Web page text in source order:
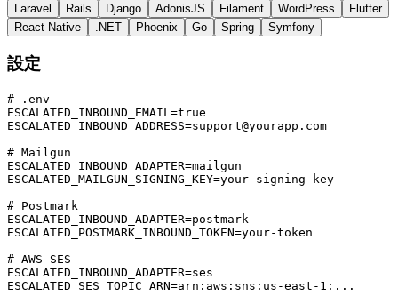
Laravel Rails Django AdonisJS Filament WordPress
Flutter
React Native
.NET Phoenix Go Spring Symfony
設定
# .env
ESCALATED_INBOUND_EMAIL=true
ESCALATED_INBOUND_ADDRESS=support@yourapp.com
# Mailgun
ESCALATED_INBOUND_ADAPTER=mailgun
ESCALATED_MAILGUN_SIGNING_KEY=your-signing-key
# Postmark
ESCALATED_INBOUND_ADAPTER=postmark
ESCALATED_POSTMARK_INBOUND_TOKEN=your-token
# AWS SES
ESCALATED_INBOUND_ADAPTER=ses
ESCALATED_SES_TOPIC_ARN=arn:aws:sns:us-east-1:...